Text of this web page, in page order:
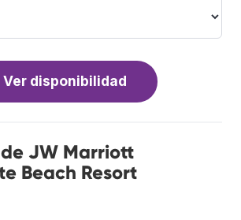
Ver disponibilidad
JW Marriott
Beach Resort